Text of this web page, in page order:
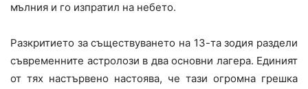
мълния и го изпратил на небето.
Разкритието за съществуването на 13-та зодия раздели
съвременните астролози в два основни лагера. Единият
от тях настървено настоява, че тази огромна грешка